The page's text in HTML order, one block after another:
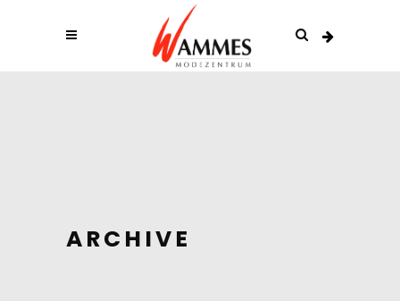
ARCHIVE